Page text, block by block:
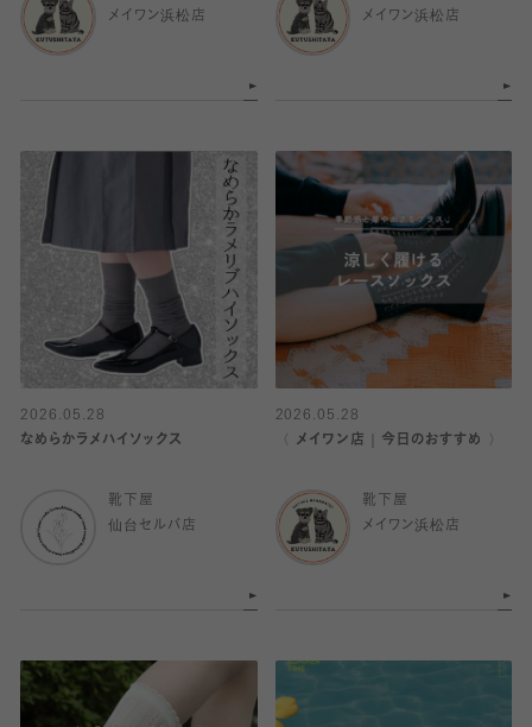
メイワン浜松店
メイワン浜松店
2026.05.28
なめらかラメハイソックス
靴下屋
仙台セルバ店
2026.05.28
〈 メイワン店｜今日のおすすめ 〉
靴下屋
メイワン浜松店